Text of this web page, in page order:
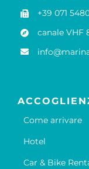
+39 071
canale VHF
Come arrivare
Hotel
Car & Bike